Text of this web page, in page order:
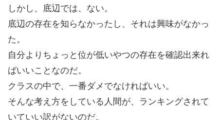
しかし、底辺では、ない。
底辺の存在を知らなかったし、それは興味がなかっ
た。
自分よりちょっと位が低いやつの存在を確認出来れ
ばいいことなのだ。
クラスの中で、一番ダメでなければいい。
そんな考え方をしている人間が、ランキングされて
いていい訳がないのだ。